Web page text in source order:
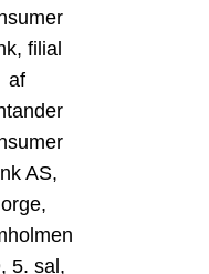
filial
af
AS,
5. sal,